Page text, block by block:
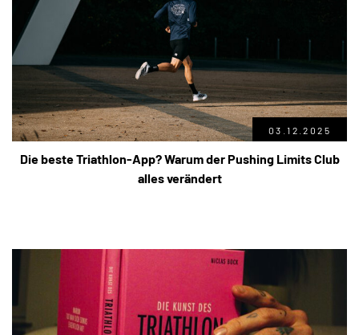
03.12.2025
Die beste Triathlon-App? Warum der Pushing Limits Club
alles verändert